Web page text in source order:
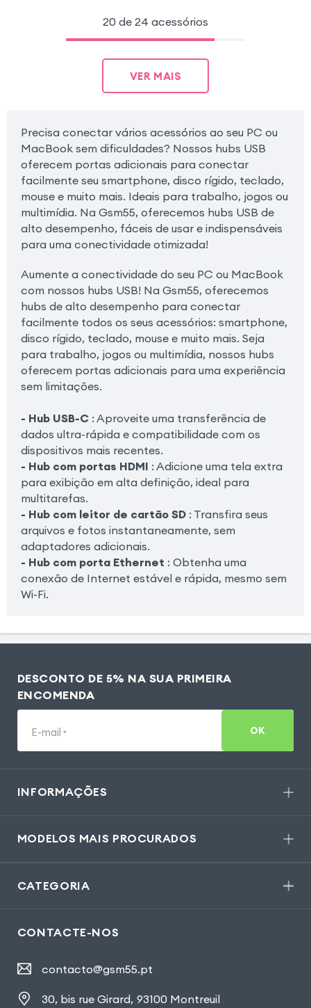
20 de 24 acessórios
VER MAIS
Precisa conectar vários acessórios ao seu PC ou
MacBook sem dificuldades? Nossos hubs USB
oferecem portas adicionais para conectar
facilmente seu smartphone, disco rígido, teclado,
mouse e muito mais. Ideais para trabalho, jogos ou
multimídia. Na Gsm55, oferecemos hubs USB de
alto desempenho, fáceis de usar e indispensáveis
para uma conectividade otimizada!
Aumente a conectividade do seu PC ou MacBook
com nossos hubs USB! Na Gsm55, oferecemos
hubs de alto desempenho para conectar
facilmente todos os seus acessórios: smartphone,
disco rígido, teclado, mouse e muito mais. Seja
para trabalho, jogos ou multimídia, nossos hubs
oferecem portas adicionais para uma experiência
sem limitações.
- Hub USB-C: Aproveite uma transferência de
dados ultra-rápida e compatibilidade com os
dispositivos mais recentes.
- Hub com portas HDMI : Adicione uma tela extra
para exibição em alta definição, ideal para
multitarefas.
- Hub com leitor de cartão SD: Transfira seus
arquivos e fotos instantaneamente, sem
adaptadores adicionais.
- Hub com porta Ethernet : Obtenha uma
conexão de Internet estável e rápida, mesmo sem
Wi-Fi.
DESCONTO DE 5% NA SUA PRIMEIRA
ENCOMENDA
E-mail * OK
INFORMAÇÕES
MODELOS MAIS PROCURADOS
CATEGORIA
CONTACTE-NOS
contacto@gsm55.pt
30, bis rue Girard, 93100 Montreuil